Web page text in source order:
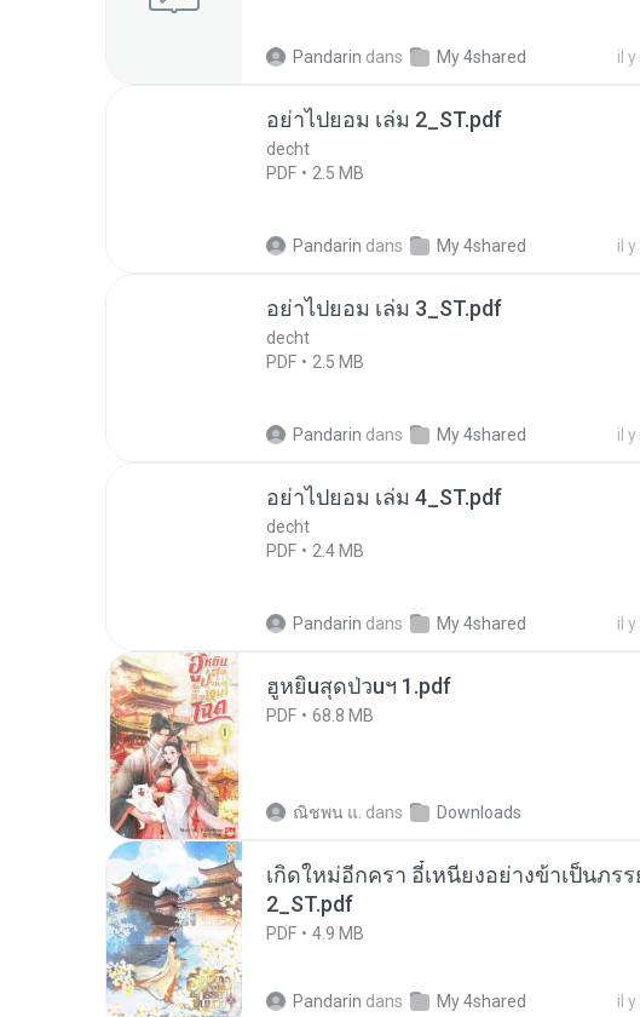
Pandarin dans My 4shared il
อย่าไปยอม เล่ม 2_ST.pdf
decht
PDF
2.5 MB
Pandarin dans My 4shared il
อย่าไปยอม เล่ม 3_ST.pdf
decht
PDF
2.5 MB
Pandarin dans My 4shared il
อย่าไปยอม เล่ม 4_ST.pdf
decht
PDF
2.4 MB
Pandarin dans My 4shared il
ฮูหยิuสุดป่วuฯ 1.pdf
PDF 68.8 MB
ณิชพน แ. dans Downloads
เกิดใหม่อีกครา อี๋เหนียงอย่างข้าเป็นภร
2_ST.pdf
PDF 4.9 MB
Pandarin dans My 4shared il